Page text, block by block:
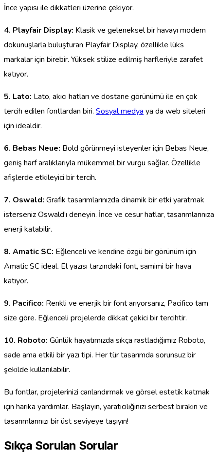
İnce yapısı ile dikkatleri üzerine çekiyor.
4. Playfair Display: Klasik ve geleneksel bir havayı modern
dokunuşlarla buluşturan Playfair Display, özellikle lüks
markalar için birebir. Yüksek stilize edilmiş harfleriyle zarafet
katıyor.
5. Lato: Lato, akıcı hatları ve dostane görünümü ile en çok
tercih edilen fontlardan biri. Sosyal medya ya da web siteleri
için idealdir.
6. Bebas Neue: Bold görünmeyi isteyenler için Bebas Neue,
geniş harf aralıklarıyla mükemmel bir vurgu sağlar. Özellikle
afişlerde etkileyici bir tercih.
7. Oswald: Grafik tasarımlarınızda dinamik bir etki yaratmak
isterseniz Oswald’ı deneyin. İnce ve cesur hatlar, tasarımlarınıza
enerji katabilir.
8. Amatic SC: Eğlenceli ve kendine özgü bir görünüm için
Amatic SC ideal. El yazısı tarzındaki font, samimi bir hava
katıyor.
9. Pacifico: Renkli ve enerjik bir font arıyorsanız, Pacifico tam
size göre. Eğlenceli projelerde dikkat çekici bir tercihtir.
10. Roboto: Günlük hayatımızda sıkça rastladığımız Roboto,
sade ama etkili bir yazı tipi. Her tür tasarımda sorunsuz bir
şekilde kullanılabilir.
Bu fontlar, projelerinizi canlandırmak ve görsel estetik katmak
için harika yardımlar. Başlayın, yaratıcılığınızı serbest bırakın ve
tasarımlarınızı bir üst seviyeye taşıyın!
Sıkça Sorulan Sorular